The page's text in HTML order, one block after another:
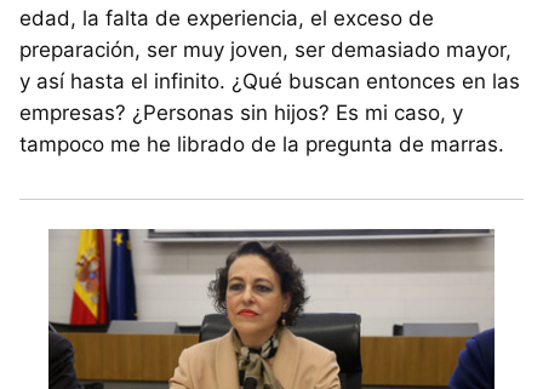
edad, la falta de experiencia, el exceso de
preparación, ser muy joven, ser demasiado mayor,
y así hasta el infinito. ¿Qué buscan entonces en las
empresas? ¿Personas sin hijos? Es mi caso, y
tampoco me he librado de la pregunta de marras.